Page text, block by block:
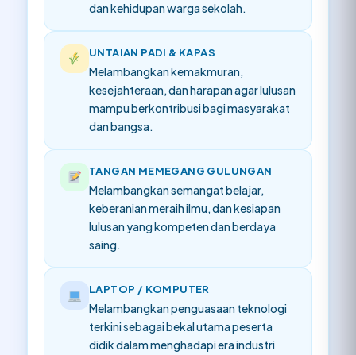
dan kehidupan warga sekolah.
UNTAIAN PADI & KAPAS
Melambangkan kemakmuran,
kesejahteraan, dan harapan agar lulusan
mampu berkontribusi bagi masyarakat
dan bangsa.
TANGAN MEMEGANG GULUNGAN
Melambangkan semangat belajar,
keberanian meraih ilmu, dan kesiapan
lulusan yang kompeten dan berdaya
saing.
LAPTOP / KOMPUTER
Melambangkan penguasaan teknologi
terkini sebagai bekal utama peserta
didik dalam menghadapi era industri